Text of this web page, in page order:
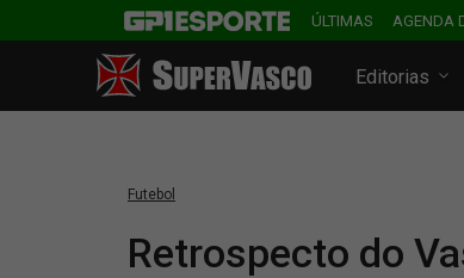
ÚLTIMAS AGENDA
Editorias
Futebol
Retrospecto do